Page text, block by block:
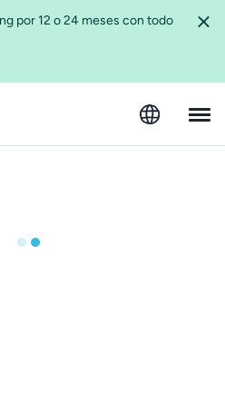
por 12 o 24 meses con todo